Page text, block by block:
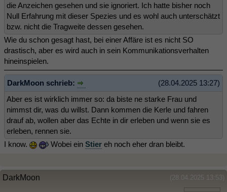
die Anzeichen gesehen und sie ignoriert. Ich hatte bisher noch
Null Erfahrung mit dieser Spezies und es wohl auch unterschätzt
bzw. nicht die Tragweite dessen gesehen.
Wie du schon gesagt hast, bei einer Affäre ist es nicht SO
drastisch, aber es wird auch in sein Kommunikationsverhalten
hineinspielen.
(28.04.2025 13:27)
DarkMoon schrieb:
Aber es ist wirklich immer so: da biste ne starke Frau und
nimmst dir, was du willst. Dann kommen die Kerle und fahren
drauf ab, wollen aber das Echte in dir erleben und wenn sie es
erleben, rennen sie.
I know.
Wobei ein Stier eh noch eher dran bleibt.
(28.04.2025 13:53)
DarkMoon